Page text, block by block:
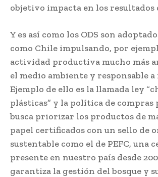
objetivo impacta en los resultados
Y es así como los ODS son
como Chile impulsando, por
actividad productiva mucho más
el medio ambiente y responsable
Ejemplo de ello es la llamada ley
plásticas” y la política de compras
busca priorizar los productos de
papel certificados con un sello de
sustentable como el de PEFC, una
presente en nuestro país desde
garantiza la gestión del bosque y